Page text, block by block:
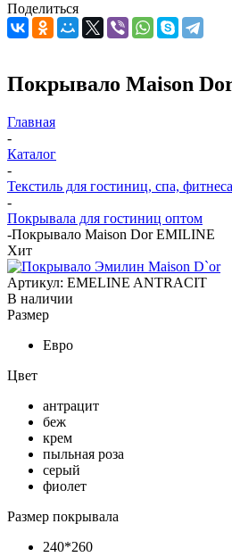
Поделиться
Покрывало Maison
Главная
-
Каталог
-
Текстиль для гостиниц, спа, фитнеса
-
Покрывала для гостиниц оптом
-Покрывало Maison Dor EMILINE
Хит
Артикул: EMELINE ANTRACIT
В наличии
Размер
Евро
Цвет
антрацит
беж
крем
пыльная роза
серый
фиолет
Размер покрывала
240*260